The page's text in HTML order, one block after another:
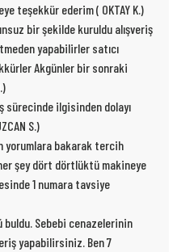
teşekkür ederim ( OKTAY K.)
bir şekilde kuruldu alışveriş
yapabilirler satıcı
Akgünler bir sonraki
sürecinde ilgisinden dolayı
S.)
yorumlara bakarak tercih
şey dört dörtlüktü makineye
1 numara tavsiye
buldu. Sebebi cenazelerinin
yapabilirsiniz. Ben 7